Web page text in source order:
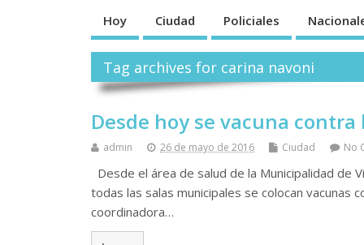
Hoy Ciudad Policiales
Tag archives for carina navoni
Desde hoy se vacuna
admin 26 de mayo de 2016 Ciudad No
Desde el área de salud de la Municipalidad de
todas las salas municipales se colocan vacunas
coordinadora…